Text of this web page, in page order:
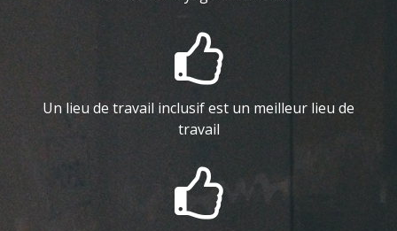

Un lieu de travail inclusif est un meilleur lieu de
travail
